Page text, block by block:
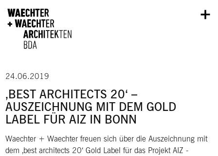
24.06.2019
‚BEST ARCHITECTS 20‘ –
AUSZEICHNUNG MIT DEM GOLD
LABEL FÜR AIZ IN BONN
Waechter + Waechter freuen sich über die Auszeichnung mit
dem ‚best architects 20‘ Gold Label für das Projekt AIZ -